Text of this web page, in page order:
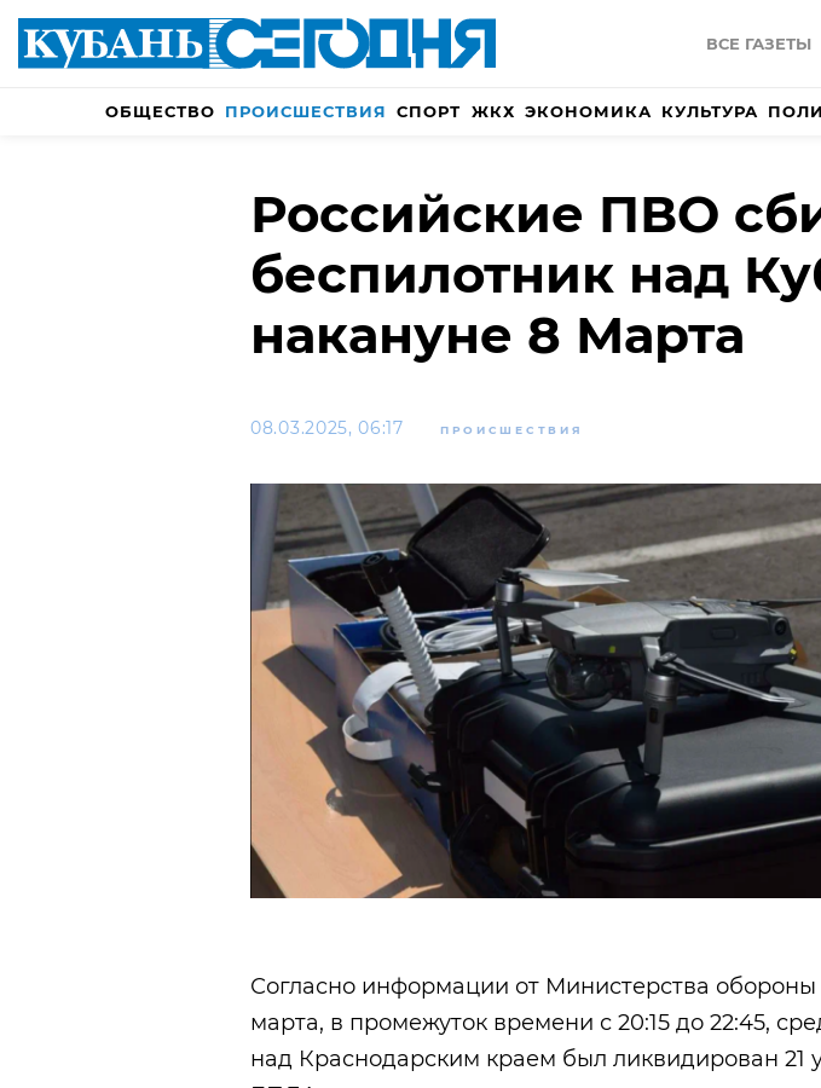
ВСЕ ГАЗЕТЫ
ОБЩЕСТВО ПРОИСШЕСТВИЯ СПОРТ ЖКХ ЭКОНОМИКА КУЛЬТУРА
Российские ПВО
беспилотник над
накануне 8 Марта
08.03.2025, 06:17 ПРОИСШЕСТВИЯ
Согласно информации от Министерства
марта, в промежуток времени с 20:15 до 22:45,
над Краснодарским краем был ликвидирован 21